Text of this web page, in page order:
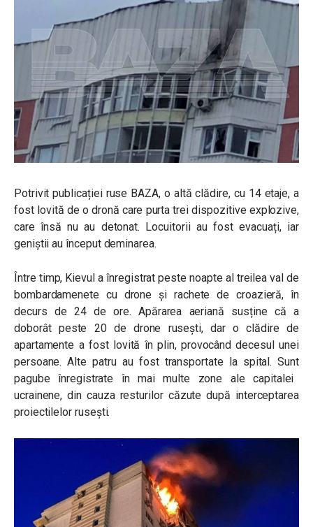
Potrivit publicației ruse BAZA, o altă clădire, cu 14 etaje, a
fost lovită de o dronă care purta trei dispozitive explozive,
care însă nu au detonat. Locuitorii au fost evacuați, iar
geniștii au început deminarea.
Între timp, Kievul a înregistrat peste noapte al treilea val de
bombardamenete cu drone și rachete de croazieră, în
decurs de 24 de ore. Apărarea aeriană susține că a
doborât peste 20 de drone rusești, dar o clădire de
apartamente a fost lovită în plin, provocând decesul unei
persoane. Alte patru au fost transportate la spital. Sunt
pagube înregistrate în mai multe zone ale capitalei
ucrainene, din cauza resturilor căzute după interceptarea
proiectilelor rusești.